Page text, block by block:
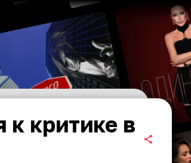
к критике в